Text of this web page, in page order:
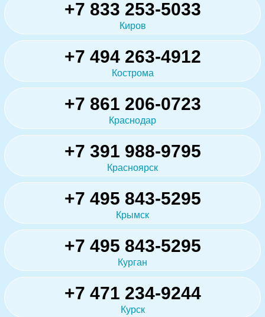
+7 833 253-5033
Киров
+7 494 263-4912
Кострома
+7 861 206-0723
Краснодар
+7 391 988-9795
Красноярск
+7 495 843-5295
Крымск
+7 495 843-5295
Курган
+7 471 234-9244
Курск